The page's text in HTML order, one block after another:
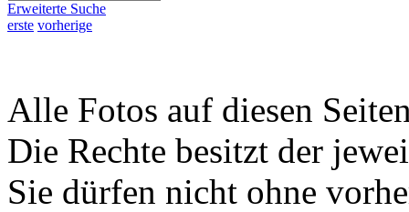
Erweiterte Suche
erste vorherige
Alle Fotos auf diesen
Die Rechte besitzt der
Sie dürfen nicht ohne